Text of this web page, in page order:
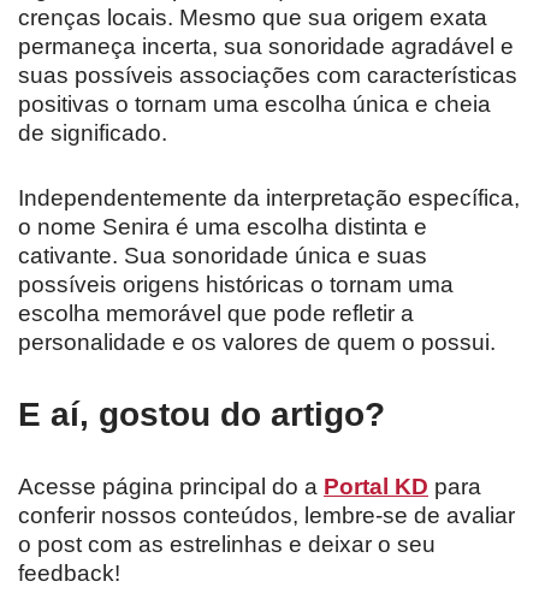
crenças locais. Mesmo que sua origem exata
permaneça incerta, sua sonoridade agradável e
suas possíveis associações com características
positivas o tornam uma escolha única e cheia
de significado.
Independentemente da interpretação específica,
o nome Senira é uma escolha distinta e
cativante. Sua sonoridade única e suas
possíveis origens históricas o tornam uma
escolha memorável que pode refletir a
personalidade e os valores de quem o possui.
E aí, gostou do artigo?
Acesse página principal do a Portal KD para
conferir nossos conteúdos, lembre-se de avaliar
o post com as estrelinhas e deixar o seu
feedback!